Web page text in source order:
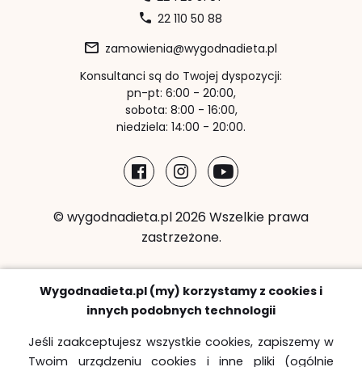
22 110 50 88
zamowienia@wygodnadieta.pl
Konsultanci są do Twojej dyspozycji:
pn-pt: 6:00 - 20:00,
sobota: 8:00 - 16:00,
niedziela: 14:00 - 20:00.
© wygodnadieta.pl 2026 Wszelkie prawa
zastrzeżone.
Metody płatności:
Wygodnadieta.pl (my) korzystamy z cookies i
innych podobnych technologii
Jeśli zaakceptujesz wszystkie cookies, zapiszemy w
Twoim urządzeniu cookies i inne pliki (ogólnie